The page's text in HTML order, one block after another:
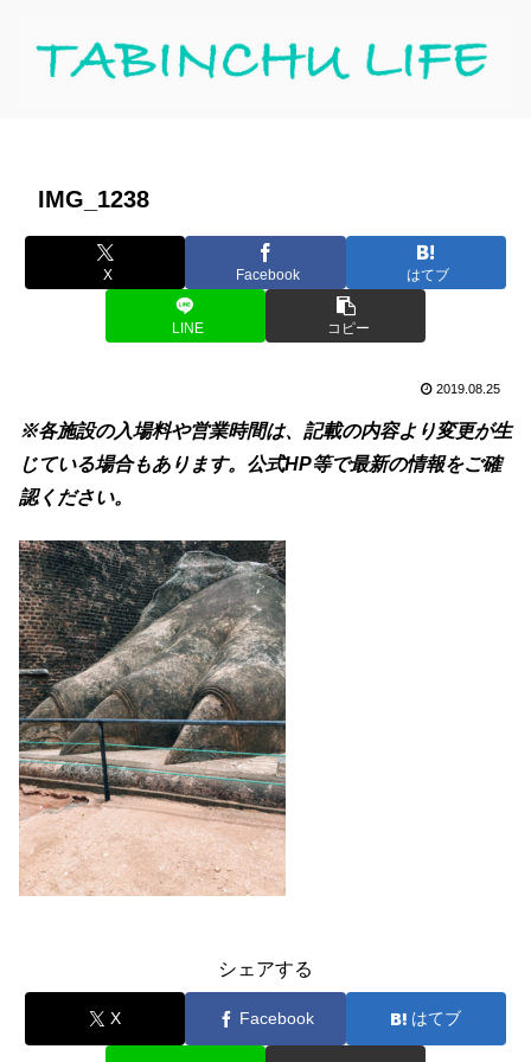
IMG_1238
X Facebook はてブ
LINE コピー
2019.08.25
※各施設の入場料や営業時間は、記載の内容より変更が生
じている場合もあります。公式HP等で最新の情報をご確
認ください。
シェアする
X Facebook はてブ